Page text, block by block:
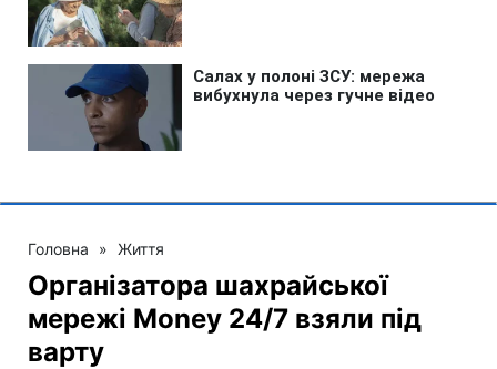
Головна » Життя
Організатора шахрайської
мережі Money 24/7 взяли під
варту